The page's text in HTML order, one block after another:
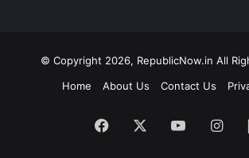
© Copyright 2026, RepublicNow.in All
Home
About Us Contact Us
Facebook YouTube